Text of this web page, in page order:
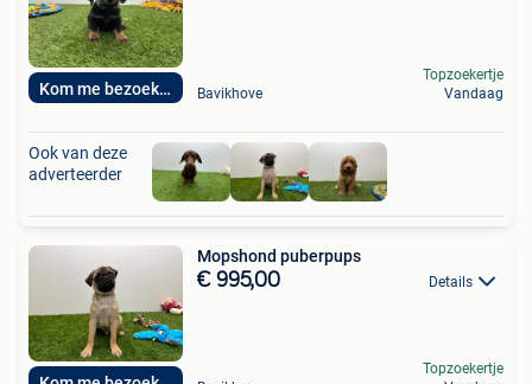
Kom me bezoeken Bavikhove
Topzoekertje
Vandaag
Ook van deze
adverteerder
Mopshond puberpups
€ 995,00 Details
Topzoekertje